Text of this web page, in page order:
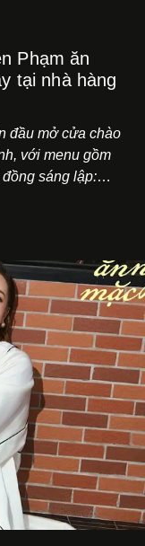
Phạm ăn
tại nhà hàng
đầu mở cửa chào
với menu gồm
sáng lập:
được yêu thích